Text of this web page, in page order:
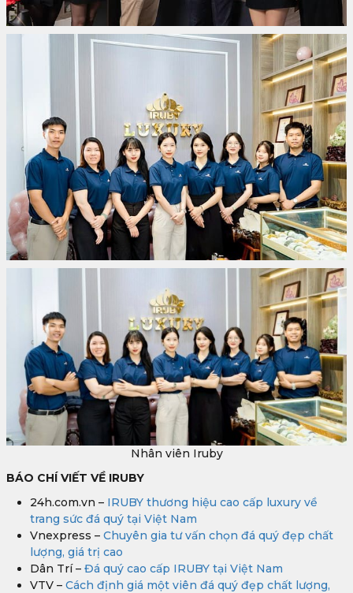
Nhân viên Iruby
BÁO CHÍ VIẾT VỀ IRUBY
24h.com.vn – IRUBY thương hiệu cao cấp luxury về
trang sức đá quý tại Việt Nam
Vnexpress – Chuyên gia tư vấn chọn đá quý đẹp chất
lượng, giá trị cao
Dân Trí – Đá quý cao cấp IRUBY tại Việt Nam
VTV – Cách định giá một viên đá quý đẹp chất lượng,